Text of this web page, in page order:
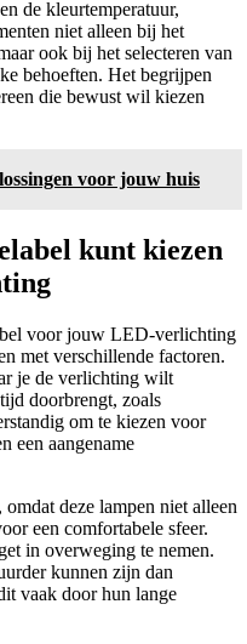
de kleurtemperatuur,
niet alleen bij het
ook bij het selecteren van
behoeften. Het begrijpen
die bewust wil kiezen
voor jouw huis
kunt kiezen
voor jouw LED-verlichting
met verschillende factoren.
je de verlichting wilt
doorbrengt, zoals
om te kiezen voor
een aangename
deze lampen niet alleen
een comfortabele sfeer.
in overweging te nemen.
kunnen zijn dan
vaak door hun lange